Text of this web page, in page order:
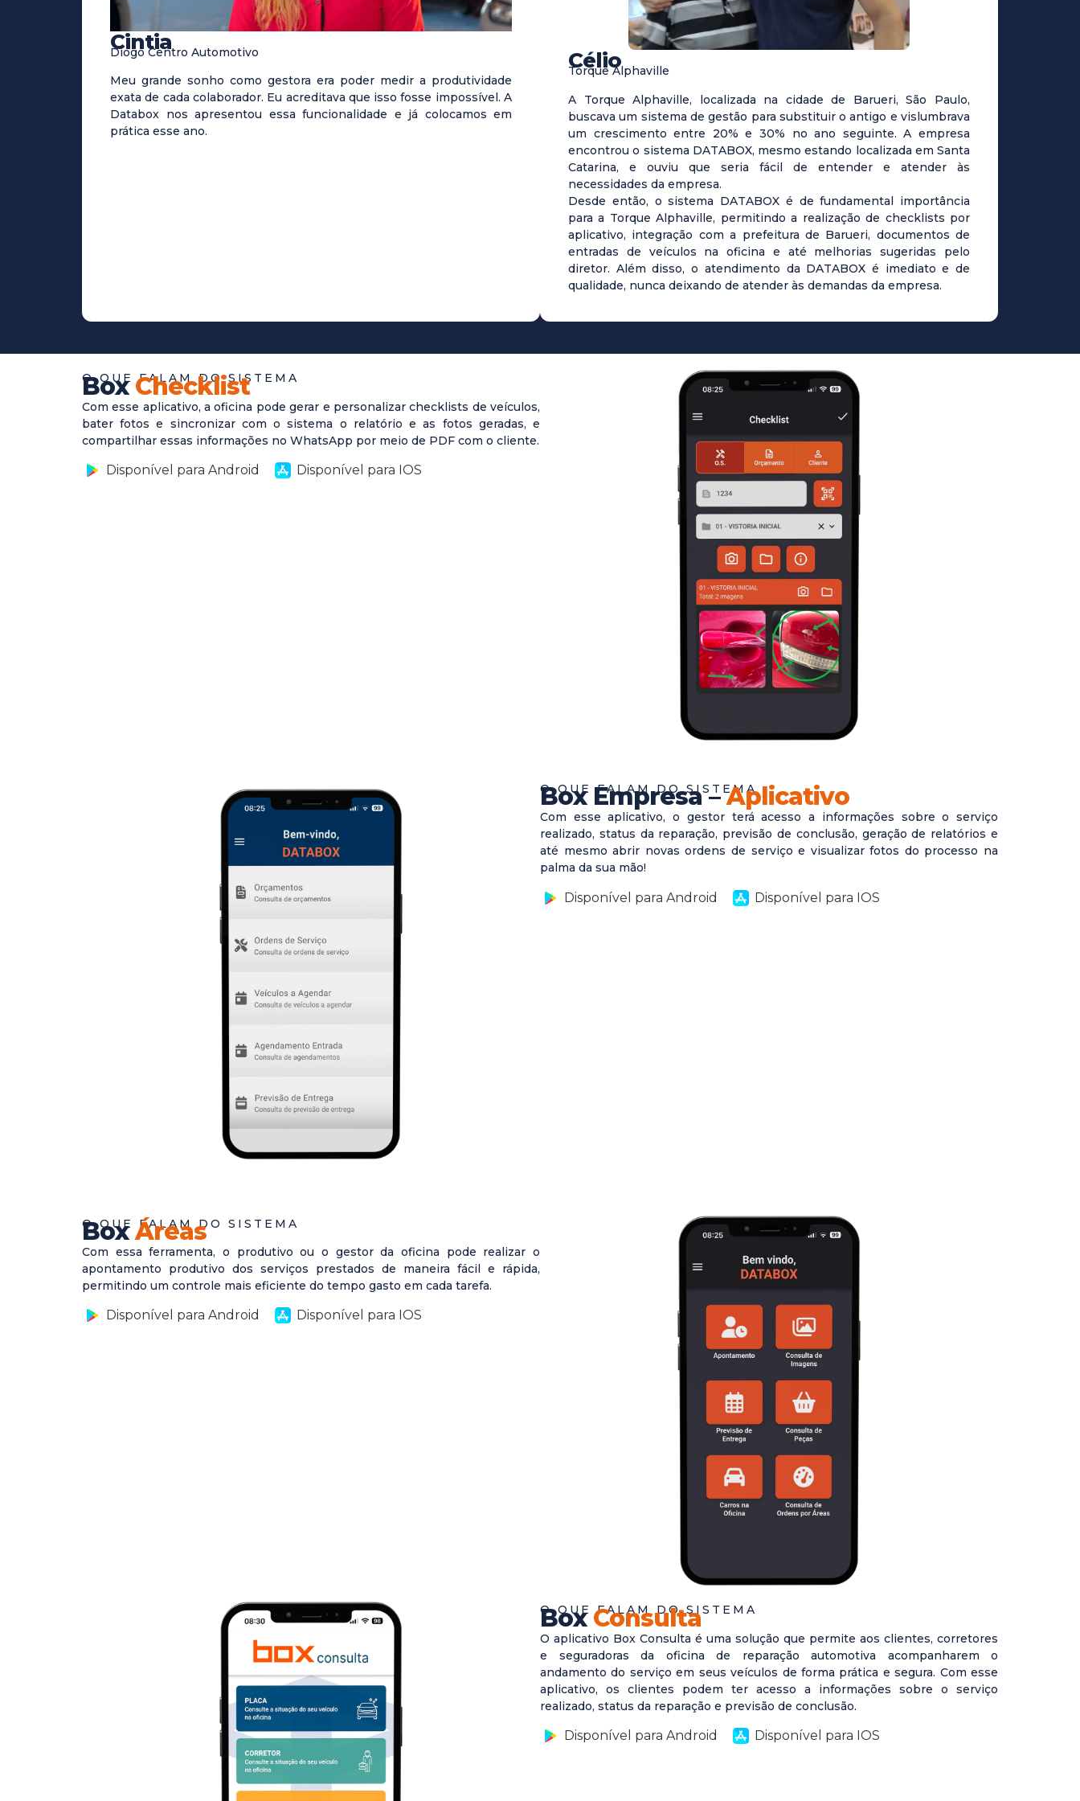
Cintia
Diogo Centro Automotivo
Meu grande sonho como gestora era poder medir a produtividade
exata de cada colaborador. Eu acreditava que isso fosse impossível. A
Databox nos apresentou essa funcionalidade e já colocamos em
prática esse ano.
Célio
Torque Alphaville
A Torque Alphaville, localizada na cidade de Barueri, São Paulo,
buscava um sistema de gestão para substituir o antigo e vislumbrava
um crescimento entre 20% e 30% no ano seguinte. A empresa
encontrou o sistema DATABOX, mesmo estando localizada em Santa
Catarina, e ouviu que seria fácil de entender e atender às
necessidades da empresa.
Desde então, o sistema DATABOX é de fundamental importância
para a Torque Alphaville, permitindo a realização de checklists por
aplicativo, integração com a prefeitura de Barueri, documentos de
entradas de veículos na oficina e até melhorias sugeridas pelo
diretor. Além disso, o atendimento da DATABOX é imediato e de
qualidade, nunca deixando de atender às demandas da empresa.
O QUE FALAM DO SISTEMA
BoxChecklist
Com esse aplicativo, a oficina pode gerar e personalizar checklists de veículos,
bater fotos e sincronizar com o sistema o relatório e as fotos geradas, e
compartilhar essas informações no WhatsApp por meio de PDF com o cliente.
Disponível para Android Disponível para IOS
O QUE FALAM DO SISTEMA
Box Empresa –Aplicativo
Com esse aplicativo, o gestor terá acesso a informações sobre o serviço
realizado, status da reparação, previsão de conclusão, geração de relatórios e
até mesmo abrir novas ordens de serviço e visualizar fotos do processo na
palma da sua mão!
Disponível para Android Disponível para IOS
O QUE FALAM DO SISTEMA
BoxÁreas
Com essa ferramenta, o produtivo ou o gestor da oficina pode realizar o
apontamento produtivo dos serviços prestados de maneira fácil e rápida,
permitindo um controle mais eficiente do tempo gasto em cada tarefa.
Disponível para Android Disponível para IOS
O QUE FALAM DO SISTEMA
BoxConsulta
O aplicativo Box Consulta é uma solução que permite aos clientes, corretores
e seguradoras da oficina de reparação automotiva acompanharem o
andamento do serviço em seus veículos de forma prática e segura. Com esse
aplicativo, os clientes podem ter acesso a informações sobre o serviço
realizado, status da reparação e previsão de conclusão.
Disponível para Android Disponível para IOS